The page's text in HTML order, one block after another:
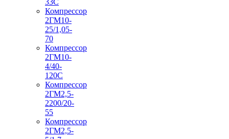
Компрессор
2ГМ10-
25/1,05-
70
Компрессор
2ГМ10-
4/40-
120С
Компрессор
2ГМ2,5-
2200/20-
55
Компрессор
2ГМ2,5-